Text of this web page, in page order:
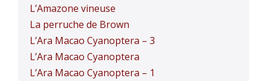
L’Amazone vineuse
La perruche de Brown
L’Ara Macao Cyanoptera – 3
L’Ara Macao Cyanoptera
L’Ara Macao Cyanoptera – 1